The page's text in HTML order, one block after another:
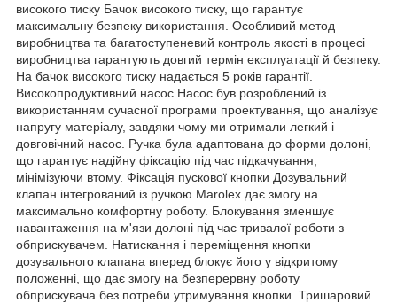
високого тиску Бачок високого тиску, що гарантує
максимальну безпеку використання. Особливий метод
виробництва та багатоступеневий контроль якості в процесі
виробництва гарантують довгий термін експлуатації й безпеку.
На бачок високого тиску надається 5 років гарантії.
Високопродуктивний насос Насос був розроблений із
використанням сучасної програми проектування, що аналізує
напругу матеріалу, завдяки чому ми отримали легкий і
довговічний насос. Ручка була адаптована до форми долоні,
що гарантує надійну фіксацію під час підкачування,
мінімізуючи втому. Фіксація пускової кнопки Дозувальний
клапан інтегрований із ручкою Marolex дає змогу на
максимально комфортну роботу. Блокування зменшує
навантаження на м'язи долоні під час тривалої роботи з
обприскувачем. Натискання і переміщення кнопки
дозувального клапана вперед блокує його у відкритому
положенні, що дає змогу на безперервну роботу
обприскувача без потреби утримування кнопки. Тришаровий